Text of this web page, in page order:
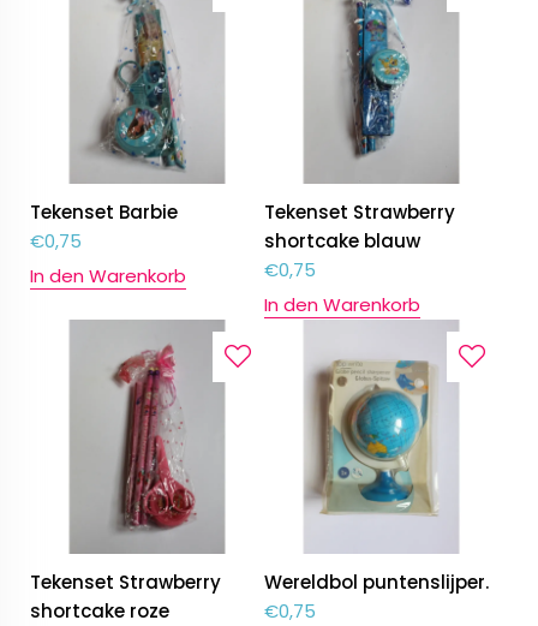
Tekenset Barbie
€0,75
In den Warenkorb
Tekenset Strawberry
shortcake blauw
€0,75
In den Warenkorb
Tekenset Strawberry
shortcake roze
Wereldbol puntenslijper.
€0,75